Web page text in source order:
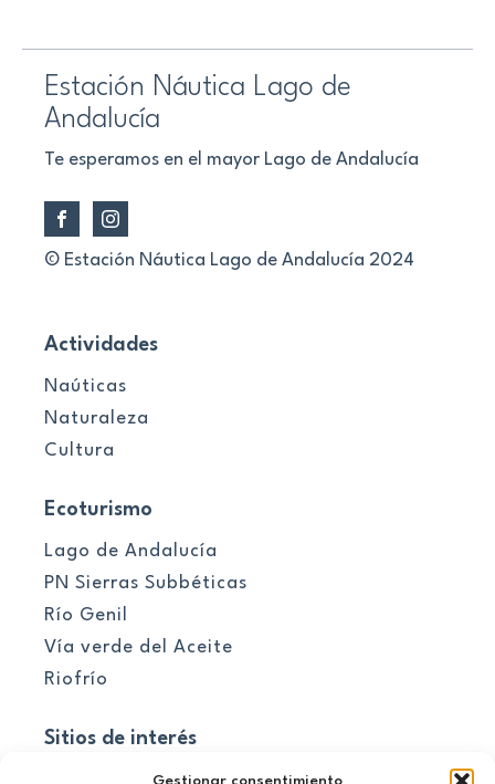
Gestionar consentimiento
Estación Náutica Lago de
Andalucía
Te esperamos en el mayor Lago de Andalucía
© Estación Náutica Lago de Andalucía 2024
Actividades
Naúticas
Naturaleza
Cultura
Ecoturismo
Lago de Andalucía
PN Sierras Subbéticas
Río Genil
Vía verde del Aceite
Riofrío
Sitios de interés